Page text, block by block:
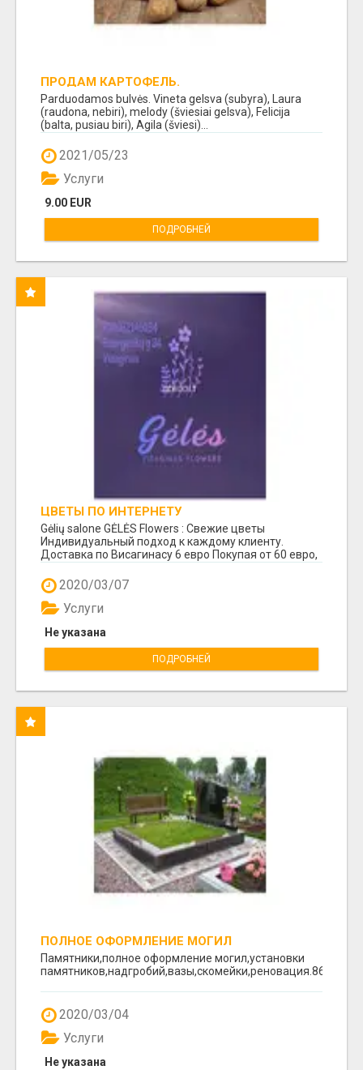
ПРОДАМ КАРТОФЕЛЬ.
Parduodamos bulvės. Vineta gelsva (subyra), Laura
(raudona, nebiri), melody (šviesiai gelsva), Felicija
(balta, pusiau biri), Agila (šviesi)...
2021/05/23
9.00 EUR
Услуги
ПОДРОБНЕЙ
ЦВЕТЫ ПО ИНТЕРНЕТУ
Gėlių salone GĖLĖS Flowers : Свежие цветы
Индивидуальный подход к каждому клиенту.
Доставка по Висагинасу 6 евро Покупая от 60 евро,
2020/03/07
Не указана
Услуги
ПОДРОБНЕЙ
ПОЛНОЕ ОФОРМЛЕНИЕ МОГИЛ
Памятники,полное оформление могил,установки
2020/03/04
Не указана
Услуги